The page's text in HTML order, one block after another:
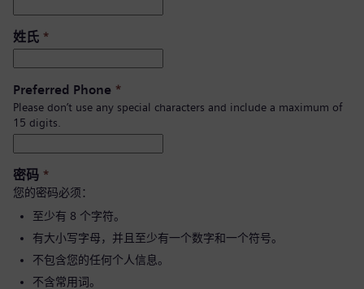
姓氏 *
Preferred Phone *
Please don’t use any special characters and include a maximum of
15 digits.
密码 *
您的密码必须：
至少有 8 个字符。
有大小写字母，并且至少有一个数字和一个符号。
不包含您的任何个人信息。
不含常用词。